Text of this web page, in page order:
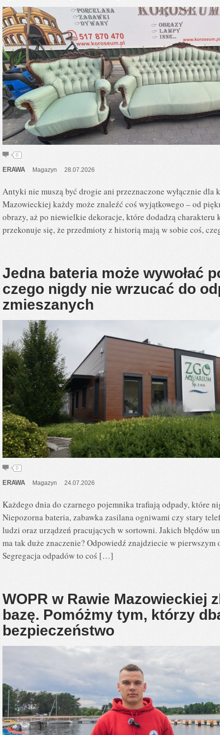
0
ERAWA Magazyn 28.07.2026
Antyki nie muszą być drogie ani przeznaczone wyłącznie dla
Mazowieckiej każdy może znaleźć coś wyjątkowego – od
obrazy, aż po niewielkie dekoracje, które dodadzą charakteru
przekonuje się, że przedmioty z historią mają w sobie coś,
Jedna bateria może wywołać
czego nigdy nie wrzucać do
zmieszanych
0
ERAWA Magazyn 24.07.2026
Każdego dnia do czarnego pojemnika trafiają odpady, które
Niepozorna bateria, zabawka zasilana ogniwami czy stary
ludzi oraz urządzeń pracujących w sortowni. Jakich błędów
ma tak duże znaczenie? Odpowiedź znajdziecie w
Segregacja odpadów to coś […]
WOPR w Rawie Mazowieckiej
bazę. Pomóżmy tym, którzy
bezpieczeństwo